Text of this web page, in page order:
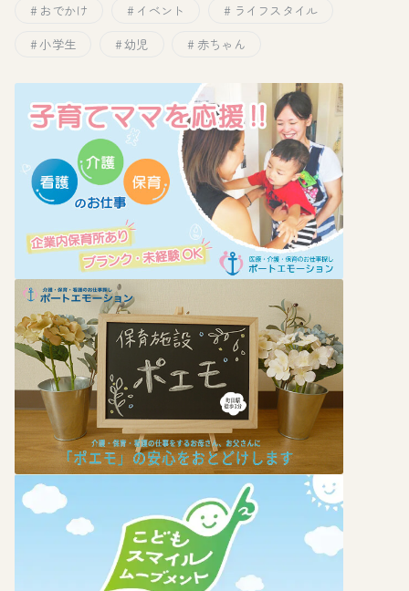
おでかけ イベント
ライフスタイル
小学生
幼児 赤ちゃん